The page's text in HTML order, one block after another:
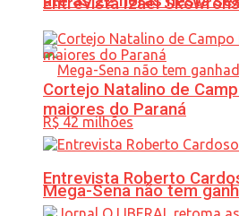
Mega-Sena não tem
Cortejo Natalino de
maiores do Paraná
Entrevista Roberto